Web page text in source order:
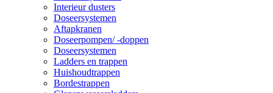
Interieur dusters
Doseersystemen
Aftapkranen
Doseerpompen/ -doppen
Doseersystemen
Ladders en trappen
Huishoudtrappen
Bordestrappen